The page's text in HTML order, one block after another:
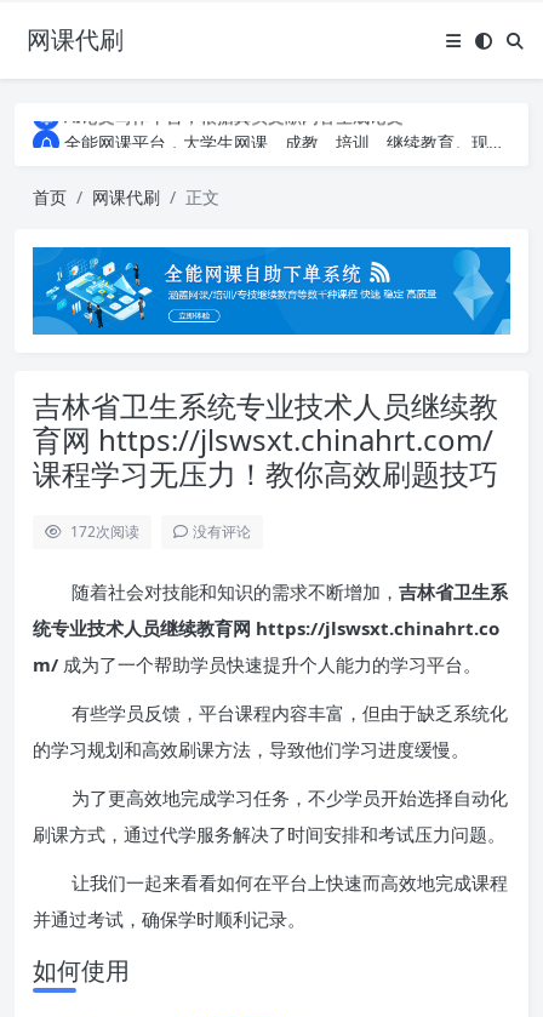
网课代刷
AI论文写作平台，根据真实文献内容生成论文
全能网课平台，大学生网课、成教、培训、继续教育。现已接入代刷代考项目3000+
全能网课平台，大学生网课、成教、培训、继续教育。现已接入代刷代考项目3000+
首页 网课代刷 正文
吉林省卫生系统专业技术人员继续教
育网 https://jlswsxt.chinahrt.com/
课程学习无压力！教你高效刷题技巧
172次阅读 没有评论
随着社会对技能和知识的需求不断增加， 吉林省卫生系
统专业技术人员继续教育网 https://jlswsxt.chinahrt.co
m/ 成为了一个帮助学员快速提升个人能力的学习平台。
有些学员反馈，平台课程内容丰富，但由于缺乏系统化
的学习规划和高效刷课方法，导致他们学习进度缓慢。
为了更高效地完成学习任务，不少学员开始选择自动化
刷课方式，通过代学服务解决了时间安排和考试压力问题。
让我们一起来看看如何在平台上快速而高效地完成课程
并通过考试，确保学时顺利记录。
如何使用